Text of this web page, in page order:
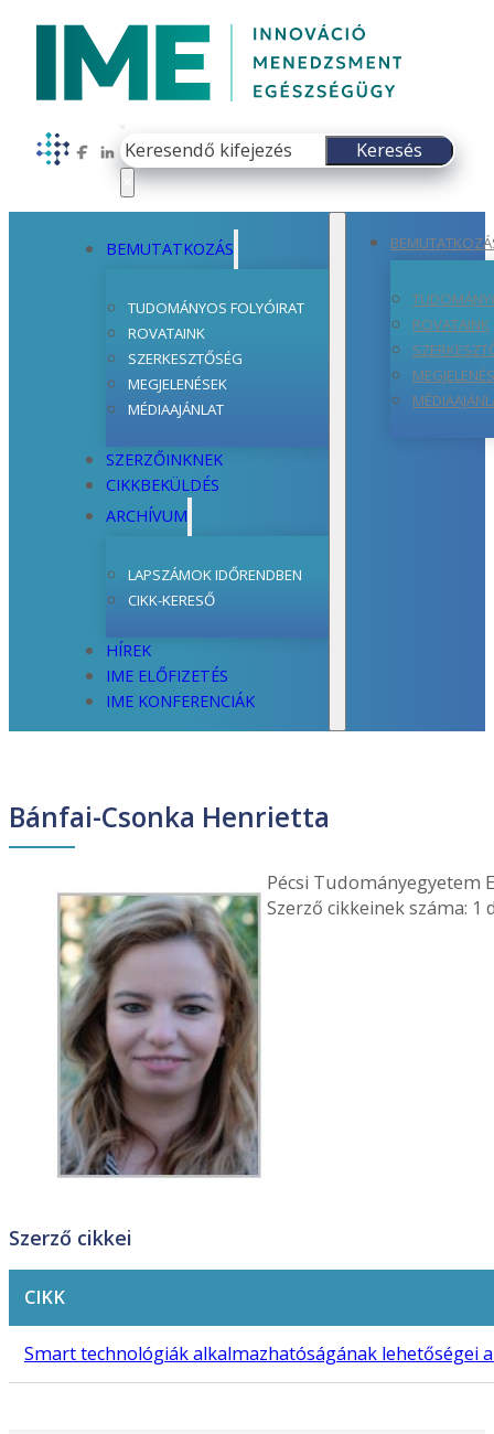
Follow us on Facebook
Follow us on LinkedIn
Keresés
Keresés
BEMUTATKOZÁS
TUDOMÁNYOS FOLYÓIRAT
ROVATAINK
SZERKESZTŐSÉG
MEGJELENÉSEK
MÉDIAAJÁNLAT
SZERZŐINKNEK
CIKKBEKÜLDÉS
ARCHÍVUM
LAPSZÁMOK IDŐRENDBEN
CIKK-KERESŐ
HÍREK
IME ELŐFIZETÉS
IME KONFERENCIÁK
ROVATAINK
Bánfai-Csonka Henrietta
Pécsi Tudományegyetem
Szerző cikkeinek száma: 1
Szerző cikkei
CIKK
Smart technológiák alkalmazhatóságának lehetőségei